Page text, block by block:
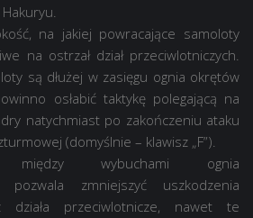
Hakuryu.
na jakiej powracające samoloty
na ostrzał dział przeciwlotniczych.
są dłużej w zasięgu ognia okrętów
osłabić taktykę polegającą na
natychmiast po zakończeniu ataku
(domyślnie – klawisz „F”).
między wybuchami ognia
pozwala zmniejszyć uszkodzenia
działa przeciwlotnicze, nawet te